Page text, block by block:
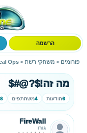
הרשמה
פורומים > משחקי רשת >
Ops
מה זה!$?@#$
6הודעות 4משתתפים
FireWall
גורו